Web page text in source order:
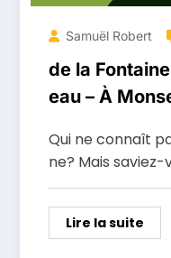
Samuël Robert
de la
eau – À
Qui ne connaît
ne? Mais saviez-
Lire la suite